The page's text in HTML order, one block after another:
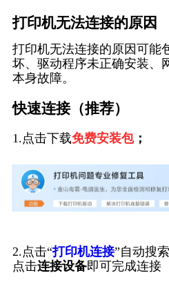
打印机无法连接的原因
打印机无法连接的原因可能
坏、驱动程序未正确安装、
本身故障。
快速连接（推荐）
1.点击下载免费安装包；
2.点击“打印机连接”自动搜
点击连接设备即可完成连接